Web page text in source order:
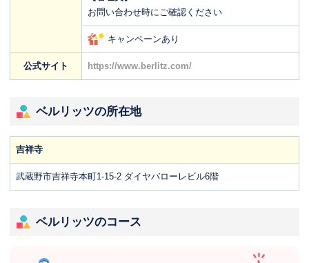
お問い合わせ時にご確認ください
キャンペーンあり
公式サイト https://www.berlitz.com/
ベルリッツの所在地
吉祥寺
武蔵野市吉祥寺本町1-15-2 ダイヤバローレビル6階
ベルリッツのコース